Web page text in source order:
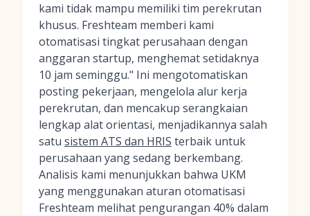
kami tidak mampu memiliki tim perekrutan
khusus. Freshteam memberi kami
otomatisasi tingkat perusahaan dengan
anggaran startup, menghemat setidaknya
10 jam seminggu." Ini mengotomatiskan
posting pekerjaan, mengelola alur kerja
perekrutan, dan mencakup serangkaian
lengkap alat orientasi, menjadikannya salah
satu sistem ATS dan HRIS terbaik untuk
perusahaan yang sedang berkembang.
Analisis kami menunjukkan bahwa UKM
yang menggunakan aturan otomatisasi
Freshteam melihat pengurangan 40% dalam